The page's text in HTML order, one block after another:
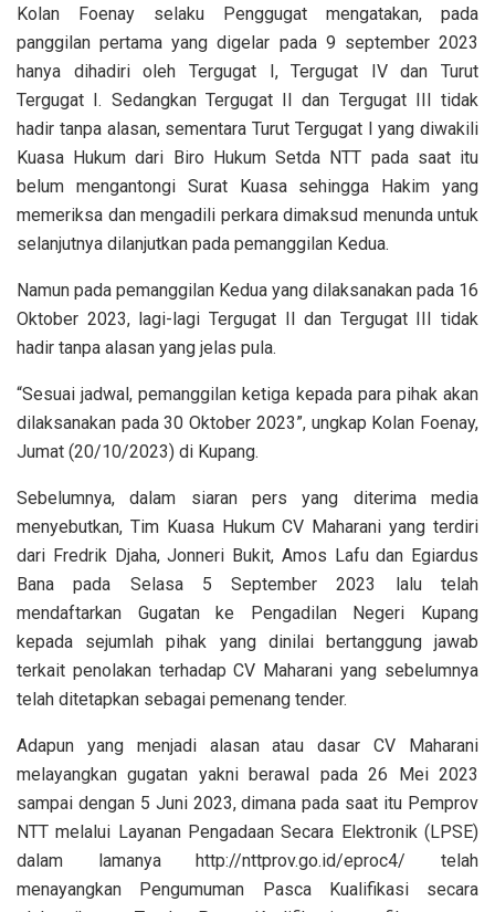
Kolan Foenay selaku Penggugat mengatakan, pada
panggilan pertama yang digelar pada 9 september 2023
hanya dihadiri oleh Tergugat I, Tergugat IV dan Turut
Tergugat I. Sedangkan Tergugat II dan Tergugat III tidak
hadir tanpa alasan, sementara Turut Tergugat I yang diwakili
Kuasa Hukum dari Biro Hukum Setda NTT pada saat itu
belum mengantongi Surat Kuasa sehingga Hakim yang
memeriksa dan mengadili perkara dimaksud menunda untuk
selanjutnya dilanjutkan pada pemanggilan Kedua.
Namun pada pemanggilan Kedua yang dilaksanakan pada 16
Oktober 2023, lagi-lagi Tergugat II dan Tergugat III tidak
hadir tanpa alasan yang jelas pula.
“Sesuai jadwal, pemanggilan ketiga kepada para pihak akan
dilaksanakan pada 30 Oktober 2023”, ungkap Kolan Foenay,
Jumat (20/10/2023) di Kupang.
Sebelumnya, dalam siaran pers yang diterima media
menyebutkan, Tim Kuasa Hukum CV Maharani yang terdiri
dari Fredrik Djaha, Jonneri Bukit, Amos Lafu dan Egiardus
Bana pada Selasa 5 September 2023 lalu telah
mendaftarkan Gugatan ke Pengadilan Negeri Kupang
kepada sejumlah pihak yang dinilai bertanggung jawab
terkait penolakan terhadap CV Maharani yang sebelumnya
telah ditetapkan sebagai pemenang tender.
Adapun yang menjadi alasan atau dasar CV Maharani
melayangkan gugatan yakni berawal pada 26 Mei 2023
sampai dengan 5 Juni 2023, dimana pada saat itu Pemprov
NTT melalui Layanan Pengadaan Secara Elektronik (LPSE)
dalam lamanya http://nttprov.go.id/eproc4/ telah
menayangkan Pengumuman Pasca Kualifikasi secara